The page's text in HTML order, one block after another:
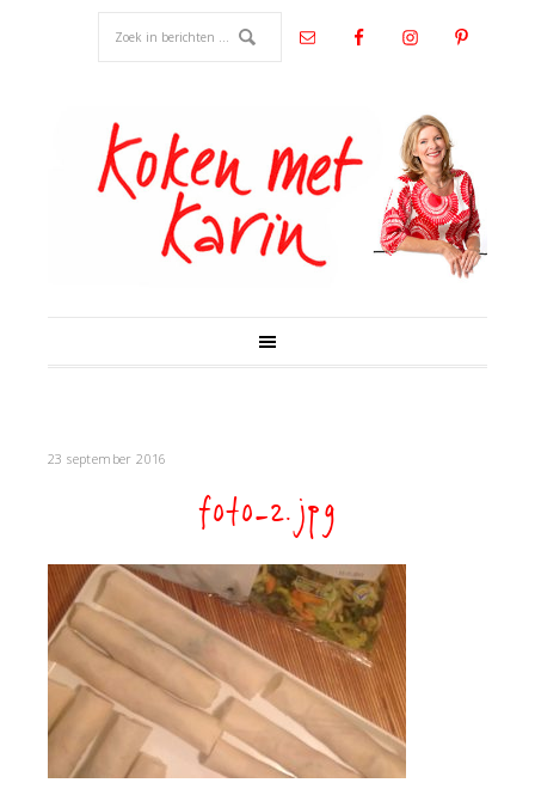
23 september 2016
foto-2.jpg